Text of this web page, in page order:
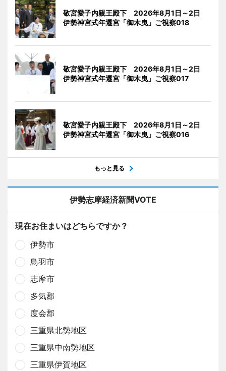
敬宮愛子内親王殿下 2026年8月1日～2日
伊勢神宮式年遷宮「御木曳」ご視察018
敬宮愛子内親王殿下 2026年8月1日～2日
伊勢神宮式年遷宮「御木曳」ご視察017
敬宮愛子内親王殿下 2026年8月1日～2日
伊勢神宮式年遷宮「御木曳」ご視察016
もっと見る
伊勢志摩経済新聞VOTE
現在お住まいはどちらですか？
伊勢市
鳥羽市
志摩市
多気郡
度会郡
三重県北勢地区
三重県中南勢地区
三重県伊賀地区